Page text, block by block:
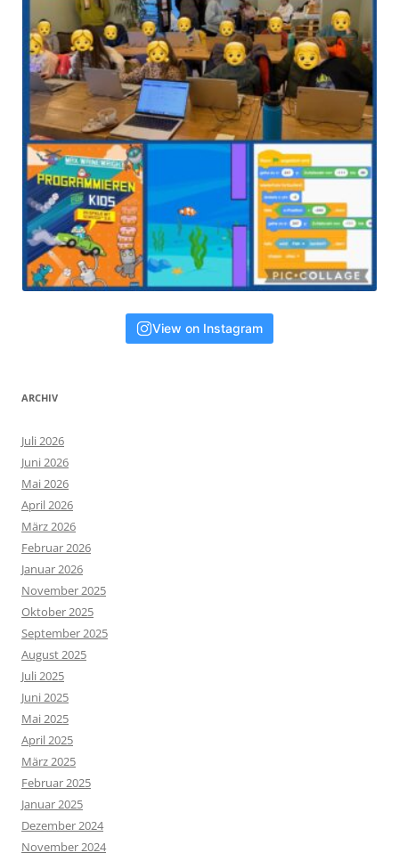
View on Instagram
ARCHIV
Juli 2026
Juni 2026
Mai 2026
April 2026
März 2026
Februar 2026
Januar 2026
November 2025
Oktober 2025
September 2025
August 2025
Juli 2025
Juni 2025
Mai 2025
April 2025
März 2025
Februar 2025
Januar 2025
Dezember 2024
November 2024